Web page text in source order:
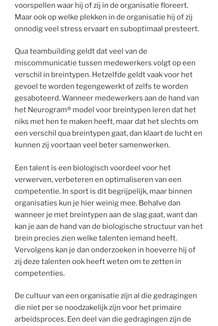
voorspellen waar hij of zij in de organisatie floreert.
Maar ook op welke plekken in de organisatie hij of zij
onnodig veel stress ervaart en suboptimaal presteert.
Qua teambuilding geldt dat veel van de
miscommunicatie tussen medewerkers volgt op een
verschil in breintypen. Hetzelfde geldt vaak voor het
gevoel te worden tegengewerkt of zelfs te worden
gesaboteerd. Wanneer medewerkers aan de hand van
het Neurogram® model voor breintypen leren dat het
niks met hen te maken heeft, maar dat het slechts om
een verschil qua breintypen gaat, dan klaart de lucht en
kunnen zij voortaan veel beter samenwerken.
Een talent is een biologisch voordeel voor het
verwerven, verbeteren en optimaliseren van een
competentie. In sport is dit begrijpelijk, maar binnen
organisaties kun je hier weinig mee. Behalve dan
wanneer je met breintypen aan de slag gaat, want dan
kan je aan de hand van de biologische structuur van het
brein precies zien welke talenten iemand heeft.
Vervolgens kan je dan onderzoeken in hoeverre hij of
zij deze talenten ook heeft weten om te zetten in
competenties.
De cultuur van een organisatie zijn al die gedragingen
die niet per se noodzakelijk zijn voor het primaire
arbeidsproces. Een deel van die gedragingen zijn de